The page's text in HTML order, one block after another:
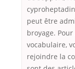
peut être
broyage.
vocabulaire,
rejoindre la